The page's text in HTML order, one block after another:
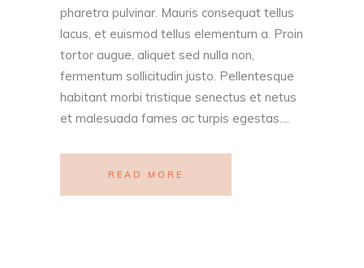
pharetra pulvinar. Mauris consequat tellus
lacus, et euismod tellus elementum a. Proin
tortor augue, aliquet sed nulla non,
fermentum sollicitudin justo. Pellentesque
habitant morbi tristique senectus et netus
et malesuada fames ac turpis egestas....
READ MORE